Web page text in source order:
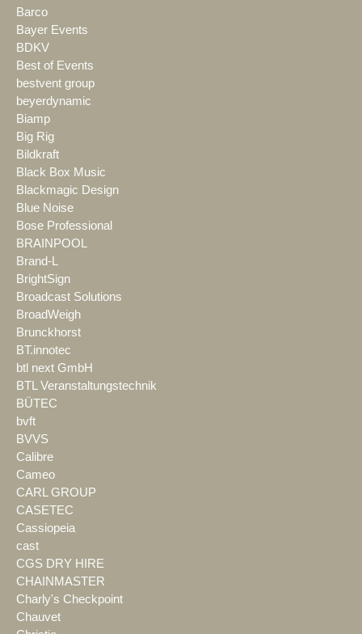
Barco
Bayer Events
BDKV
Best of Events
bestvent group
beyerdynamic
Biamp
Big Rig
Bildkraft
Black Box Music
Blackmagic Design
Blue Noise
Bose Professional
BRAINPOOL
Brand-L
BrightSign
Broadcast Solutions
BroadWeigh
Brunckhorst
BT.innotec
btl next GmbH
BTL Veranstaltungstechnik
BÜTEC
bvft
BVVS
Calibre
Cameo
CARL GROUP
CASETEC
Cassiopeia
cast
CGS DRY HIRE
CHAINMASTER
Charly's Checkpoint
Chauvet